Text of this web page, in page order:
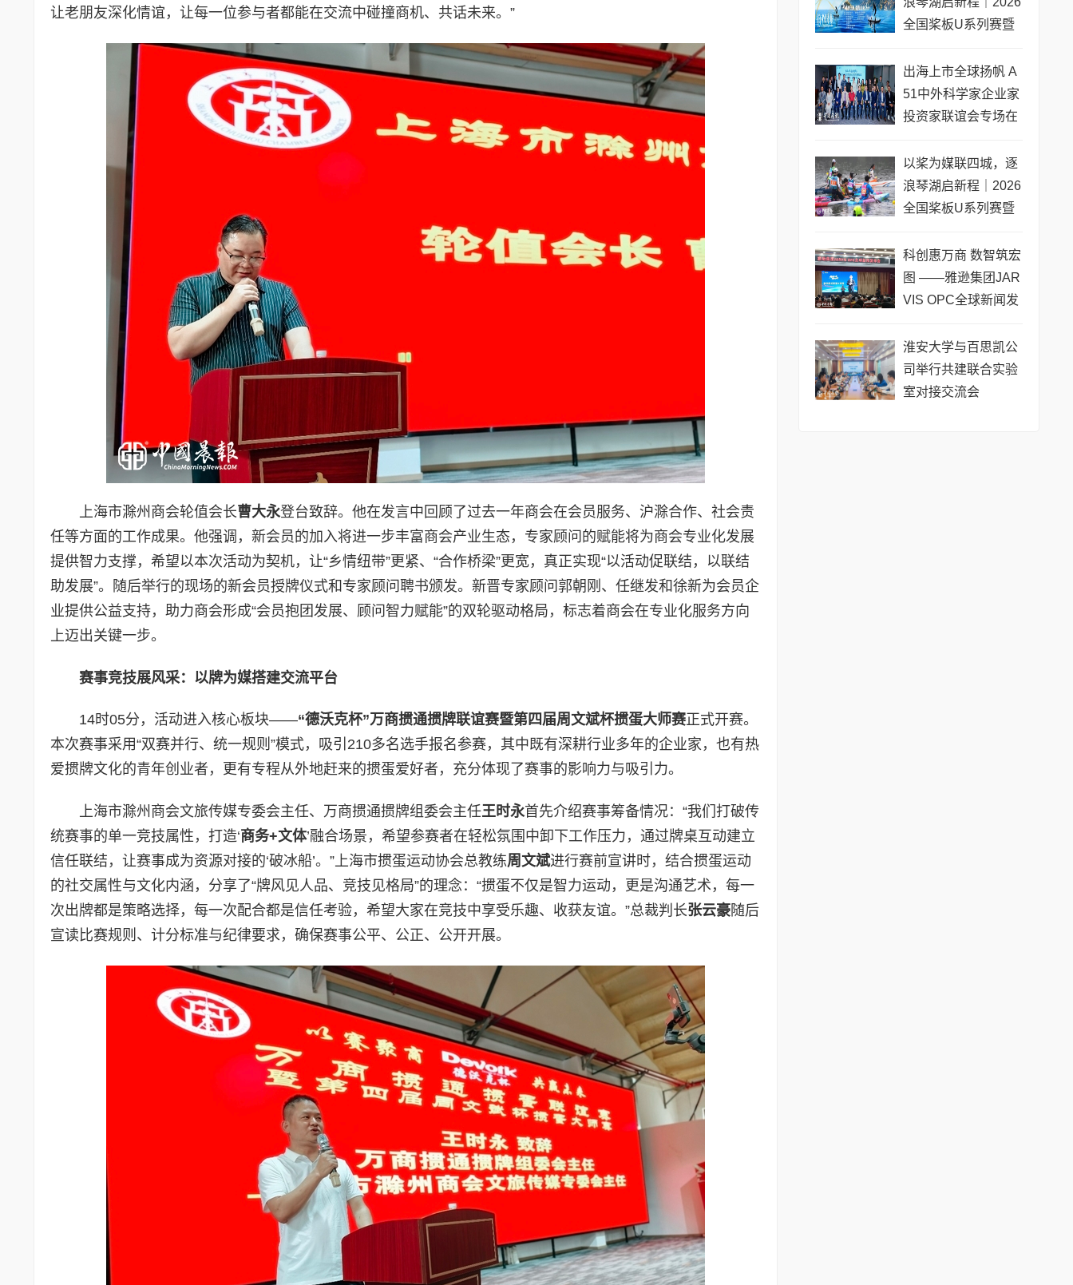
让老朋友深化情谊，让每一位参与者都能在交流中碰撞商机、共话未来。”
上海市滁州商会轮值会长曹大永登台致辞。他在发言中回顾了过去一年商会在会员服务、沪滁合作、社会责
任等方面的工作成果。他强调，新会员的加入将进一步丰富商会产业生态，专家顾问的赋能将为商会专业化发展
提供智力支撑，希望以本次活动为契机，让“乡情纽带”更紧、“合作桥梁”更宽，真正实现“以活动促联结，以联结
助发展”。随后举行的现场的新会员授牌仪式和专家顾问聘书颁发。新晋专家顾问郭朝刚、任继发和徐新为会员企
业提供公益支持，助力商会形成“会员抱团发展、顾问智力赋能”的双轮驱动格局，标志着商会在专业化服务方向
上迈出关键一步。
赛事竞技展风采：以牌为媒搭建交流平台
14时05分，活动进入核心板块——“德沃克杯”万商掼通掼牌联谊赛暨第四届周文斌杯掼蛋大师赛正式开赛。
本次赛事采用“双赛并行、统一规则”模式，吸引210多名选手报名参赛，其中既有深耕行业多年的企业家，也有热
爱掼牌文化的青年创业者，更有专程从外地赶来的掼蛋爱好者，充分体现了赛事的影响力与吸引力。
上海市滁州商会文旅传媒专委会主任、万商掼通掼牌组委会主任王时永首先介绍赛事筹备情况：“我们打破传
统赛事的单一竞技属性，打造‘商务+文体’融合场景，希望参赛者在轻松氛围中卸下工作压力，通过牌桌互动建立
信任联结，让赛事成为资源对接的‘破冰船’。”上海市掼蛋运动协会总教练周文斌进行赛前宣讲时，结合掼蛋运动
的社交属性与文化内涵，分享了“牌风见人品、竞技见格局”的理念：“掼蛋不仅是智力运动，更是沟通艺术，每一
次出牌都是策略选择，每一次配合都是信任考验，希望大家在竞技中享受乐趣、收获友谊。”总裁判长张云豪随后
宣读比赛规则、计分标准与纪律要求，确保赛事公平、公正、公开开展。
全国桨板U系列赛暨
公开赛（常熟站）即
将开赛
出海上市全球扬帆 A
51中外科学家企业家
投资家联谊会专场在
业境外上市多元服务
以桨为媒联四城，逐
浪琴湖启新程｜2026
全国桨板U系列赛暨
公开赛（常熟站）即
将热力
科创惠万商 数智筑宏
图 ——雅逊集团JAR
VIS OPC全球新闻发
淮安大学与百思凯公
司举行共建联合实验
室对接交流会